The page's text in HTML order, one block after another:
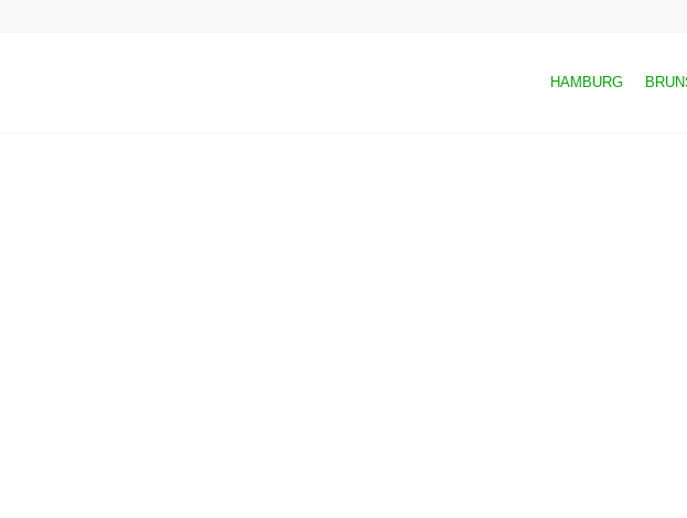
HAMBURG